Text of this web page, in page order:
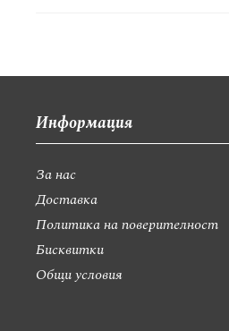
Информация
За нас
Доставка
Политика на поверителност
Бисквитки
Общи условия